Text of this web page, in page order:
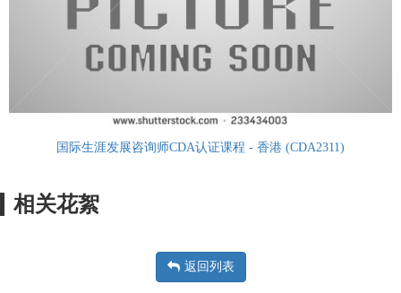
国际生涯发展咨询师CDA认证课程 - 香港 (CDA2311)
相关花絮
返回列表